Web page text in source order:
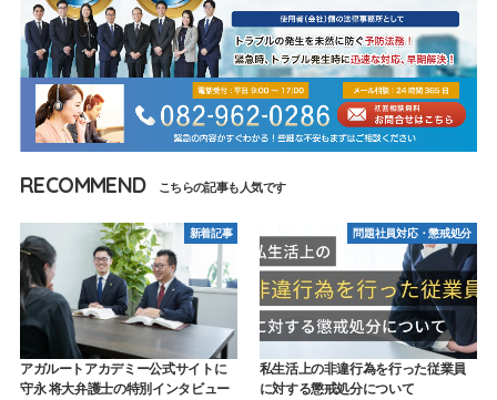
RECOMMEND
新着記事
アガルートアカデミー公式サイトに
守永 将大弁護士の特別インタビュー
問題社員対応・懲戒処分
私生活上の非違行為を行った従業員
に対する懲戒処分について